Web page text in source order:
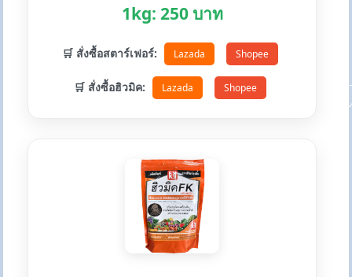
1kg: 250 บาท
🛒 สั่งซื้อสตาร์เฟอร์: Lazada Shopee
🛒 สั่งซื้อฮิวมิค: Lazada Shopee